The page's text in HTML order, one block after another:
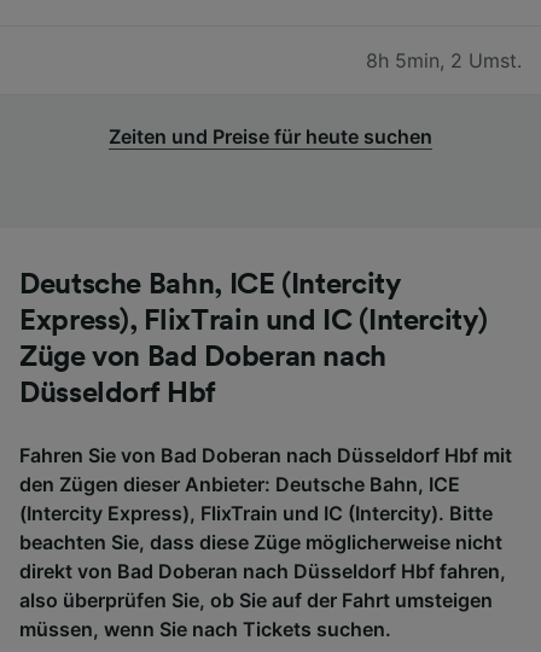
8h 5min, 2 Umst.
Zeiten und Preise für heute suchen
Deutsche Bahn, ICE (Intercity
Express), FlixTrain und IC (Intercity)
Züge von Bad Doberan nach
Düsseldorf Hbf
Fahren Sie von Bad Doberan nach Düsseldorf Hbf mit
den Zügen dieser Anbieter: Deutsche Bahn, ICE
(Intercity Express), FlixTrain und IC (Intercity). Bitte
beachten Sie, dass diese Züge möglicherweise nicht
direkt von Bad Doberan nach Düsseldorf Hbf fahren,
also überprüfen Sie, ob Sie auf der Fahrt umsteigen
müssen, wenn Sie nach Tickets suchen.